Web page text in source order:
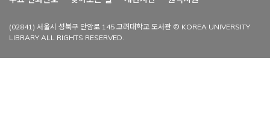
(02841) 서울시 성북구 안암로 145 고려대학교 도서관 © KOREA UNIVERSITY
LIBRARY ALL RIGHTS RESERVED.